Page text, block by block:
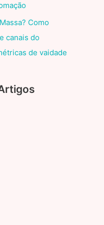
Como
canais do
de vaidade